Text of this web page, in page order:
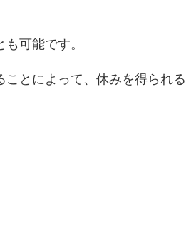
可能です。
とによって、休みを得られる